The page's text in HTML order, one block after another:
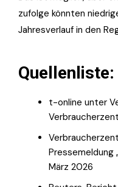
zufolge könnten
Jahresverlauf in den
Quellenliste:
t-online unter
Pressemeldung
März 2026